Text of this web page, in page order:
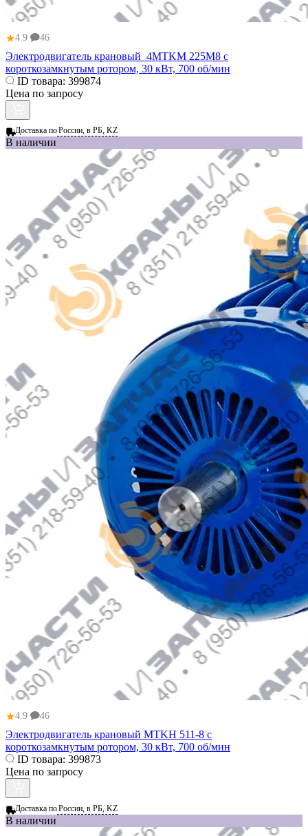
★4.9 46
Электродвигатель крановый 4MTKM 225M8 с
короткозамкнутым ротором, 30 кВт, 700 об/мин
ID товара: 399874
Цена по запросу
Доставка поРоссии, в РБ, KZ
В наличии
★4.9 46
Электродвигатель крановый МТKН 511-8 с
короткозамкнутым ротором, 30 кВт, 700 об/мин
ID товара: 399873
Цена по запросу
Доставка поРоссии, в РБ, KZ
В наличии